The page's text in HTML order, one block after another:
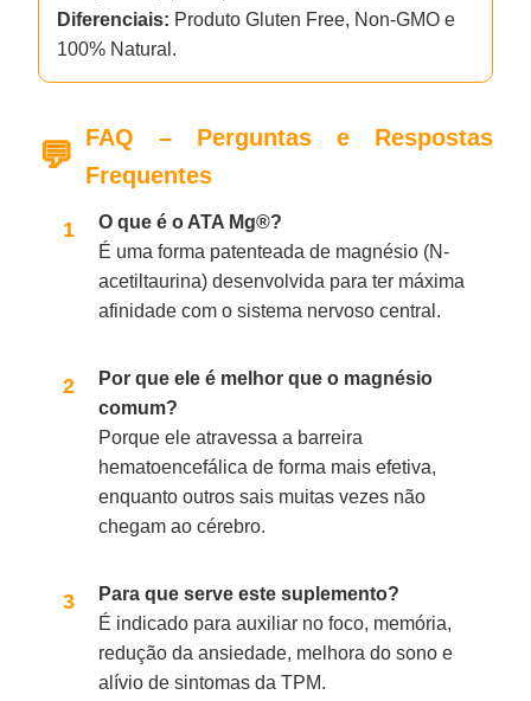
Diferenciais: Produto Gluten Free, Non-GMO e
100% Natural.
FAQ – Perguntas e Respostas
Frequentes
O que é o ATA Mg®?
É uma forma patenteada de magnésio (N-
acetiltaurina) desenvolvida para ter máxima
afinidade com o sistema nervoso central.
Por que ele é melhor que o magnésio
comum?
Porque ele atravessa a barreira
hematoencefálica de forma mais efetiva,
enquanto outros sais muitas vezes não
chegam ao cérebro.
Para que serve este suplemento?
É indicado para auxiliar no foco, memória,
redução da ansiedade, melhora do sono e
alívio de sintomas da TPM.